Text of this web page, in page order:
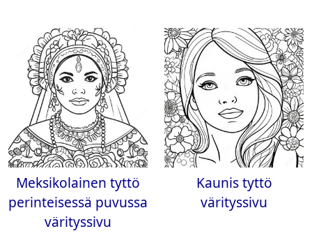
Meksikolainen tyttö
perinteisessä puvussa
värityssivu
Kaunis tyttö
värityssivu